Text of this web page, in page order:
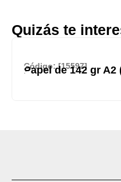
Quizás te
Código: [15597]
Papel de 142 gr A2